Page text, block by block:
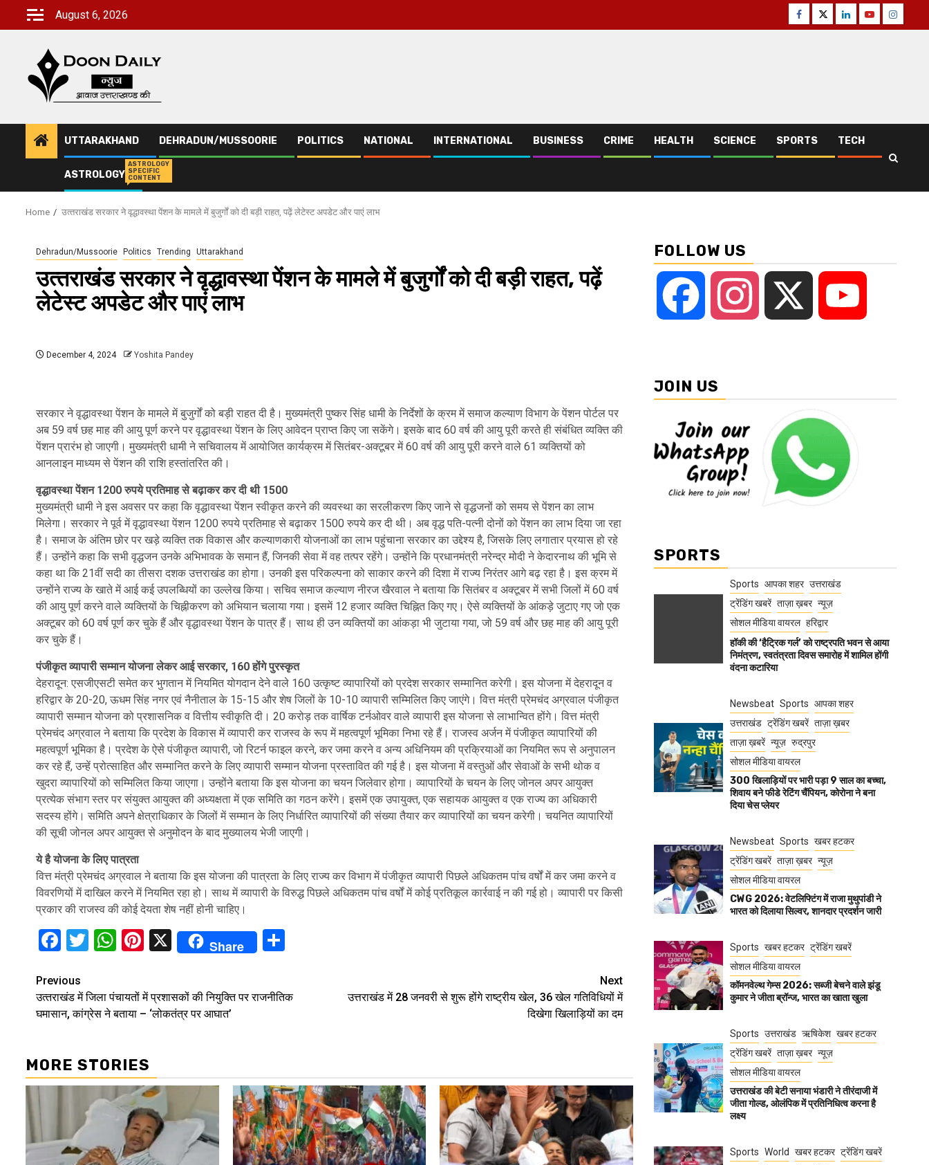
August 6, 2026 Facebook
TwitterLinkedinYoutube
UTTARAKHAND DEHRADUN/MUSSOORIE POLITICS NATIONAL INTERNATIONAL BUSINESS CRIME HEALTH SCIENCE SPORTS TECH
ASTROLOGY
ASTROLOGY
SPECIFIC
CONTENT
Home उत्‍तराखंड सरकार ने वृद्धावस्था पेंशन के मामले में बुजुर्गों को दी बड़ी राहत, पढ़ें लेटेस्‍ट अपडेट और पाएं लाभ
Dehradun/Mussoorie Politics Trending Uttarakhand
उत्‍तराखंड सरकार ने वृद्धावस्था पेंशन के मामले में बुजुर्गों को दी बड़ी राहत, पढ़ें
लेटेस्‍ट अपडेट और पाएं लाभ
December 4, 2024 Yoshita Pandey
सरकार ने वृद्धावस्था पेंशन के मामले में बुजुर्गों को बड़ी राहत दी है। मुख्यमंत्री पुष्कर सिंह धामी के निर्देशों के क्रम में समाज कल्याण विभाग के पेंशन पोर्टल पर
अब 59 वर्ष छह माह की आयु पूर्ण करने पर वृद्धावस्था पेंशन के लिए आवेदन प्राप्त किए जा सकेंगे। इसके बाद 60 वर्ष की आयु पूरी करते ही संबंधित व्यक्ति की
पेंशन प्रारंभ हो जाएगी। मुख्यमंत्री धामी ने सचिवालय में आयोजित कार्यक्रम में सितंबर-अक्टूबर में 60 वर्ष की आयु पूरी करने वाले 61 व्यक्तियों को
आनलाइन माध्यम से पेंशन की राशि हस्तांतरित की।
वृद्धावस्था पेंशन 1200 रुपये प्रतिमाह से बढ़ाकर कर दी थी 1500
मुख्यमंत्री धामी ने इस अवसर पर कहा कि वृद्धावस्था पेंशन स्वीकृत करने की व्यवस्था का सरलीकरण किए जाने से वृद्धजनों को समय से पेंशन का लाभ
मिलेगा। सरकार ने पूर्व में वृद्धावस्था पेंशन 1200 रुपये प्रतिमाह से बढ़ाकर 1500 रुपये कर दी थी। अब वृद्ध पति-पत्नी दोनों को पेंशन का लाभ दिया जा रहा
है। समाज के अंतिम छोर पर खड़े व्यक्ति तक विकास और कल्याणकारी योजनाओं का लाभ पहुंचाना सरकार का उद्देश्य है, जिसके लिए लगातार प्रयास हो रहे
हैं। उन्होंने कहा कि सभी वृद्धजन उनके अभिभावक के समान हैं, जिनकी सेवा में वह तत्पर रहेंगे। उन्होंने कि प्रधानमंत्री नरेन्द्र मोदी ने केदारनाथ की भूमि से
कहा था कि 21वीं सदी का तीसरा दशक उत्तराखंड का होगा। उनकी इस परिकल्पना को साकार करने की दिशा में राज्य निरंतर आगे बढ़ रहा है। इस क्रम में
उन्होंने राज्य के खाते में आई कई उपलब्धियों का उल्लेख किया। सचिव समाज कल्याण नीरज खैरवाल ने बताया कि सितंबर व अक्टूबर में सभी जिलों में 60 वर्ष
की आयु पूर्ण करने वाले व्यक्तियों के चिह्नीकरण को अभियान चलाया गया। इसमें 12 हजार व्यक्ति चिह्नित किए गए। ऐसे व्यक्तियों के आंकड़े जुटाए गए जो एक
अक्टूबर को 60 वर्ष पूर्ण कर चुके हैं और वृद्धावस्था पेंशन के पात्र हैं। साथ ही उन व्यक्तियों का आंकड़ा भी जुटाया गया, जो 59 वर्ष और छह माह की आयु पूरी
कर चुके हैं।
पंजीकृत व्यापारी सम्मान योजना लेकर आई सरकार, 160 होंगे पुरस्कृत
देहरादून: एसजीएसटी समेत कर भुगतान में नियमित योगदान देने वाले 160 उत्कृष्ट व्यापारियों को प्रदेश सरकार सम्मानित करेगी। इस योजना में देहरादून व
हरिद्वार के 20-20, ऊधम सिंह नगर एवं नैनीताल के 15-15 और शेष जिलों के 10-10 व्यापारी सम्मिलित किए जाएंगे। वित्त मंत्री प्रेमचंद अग्रवाल पंजीकृत
व्यापारी सम्मान योजना को प्रशासनिक व वित्तीय स्वीकृति दी। 20 करोड़ तक वार्षिक टर्नओवर वाले व्यापारी इस योजना से लाभान्वित होंगे। वित्त मंत्री
प्रेमचंद अग्रवाल ने बताया कि प्रदेश के विकास में व्यापारी कर राजस्व के रूप में महत्वपूर्ण भूमिका निभा रहे हैं। राजस्व अर्जन में पंजीकृत व्यापारियों की
महत्वपूर्ण भूमिका है। प्रदेश के ऐसे पंजीकृत व्यापारी, जो रिटर्न फाइल करने, कर जमा करने व अन्य अधिनियम की प्रक्रियाओं का नियमित रूप से अनुपालन
कर रहे हैं, उन्हें प्रोत्साहित और सम्मानित करने के लिए व्यापारी सम्मान योजना प्रस्तावित की गई है। इस योजना में वस्तुओं और सेवाओं के सभी थोक व
खुदरा व्यापारियों को सम्मिलित किया जाएगा। उन्होंने बताया कि इस योजना का चयन जिलेवार होगा। व्यापारियों के चयन के लिए जोनल अपर आयुक्त
प्रत्येक संभाग स्तर पर संयुक्त आयुक्त की अध्यक्षता में एक समिति का गठन करेंगे। इसमें एक उपायुक्त, एक सहायक आयुक्त व एक राज्य का अधिकारी
सदस्य होंगे। समिति अपने क्षेत्राधिकार के जिलों में सम्मान के लिए निर्धारित व्यापारियों की संख्या तैयार कर व्यापारियों का चयन करेगी। चयनित व्यापारियों
की सूची जोनल अपर आयुक्त से अनुमोदन के बाद मुख्यालय भेजी जाएगी।
ये है योजना के लिए पात्रता
वित्त मंत्री प्रेमचंद अग्रवाल ने बताया कि इस योजना की पात्रता के लिए राज्य कर विभाग में पंजीकृत व्यापारी पिछले अधिकतम पांच वर्षों में कर जमा करने व
विवरणियों में दाखिल करने में नियमित रहा हो। साथ में व्यापारी के विरुद्ध पिछले अधिकतम पांच वर्षों में कोई प्रतिकूल कार्रवाई न की गई हो। व्यापारी पर किसी
प्रकार की राजस्व की कोई देयता शेष नहीं होनी चाहिए।
Facebook
Twitter
WhatsApp
Pinterest
X Share
Continue
Reading
Previous
उत्‍तराखंड में जिला पंचायतों में प्रशासकों की नियुक्ति पर राजनीतिक
घमासान, कांग्रेस ने बताया – ‘लोकतंत्र पर आघात’
Next
उत्तराखंड में 28 जनवरी से शुरू होंगे राष्ट्रीय खेल, 36 खेल गतिविधियों में
दिखेगा खिलाड़ियों का दम
MORE STORIES
FOLLOW US
Facebook Instagram
JOIN US
SPORTS
Sports आपका शहर उत्तराखंड
ट्रेंडिंग खबरें ताज़ा ख़बर न्यूज़
सोशल मीडिया वायरल हरिद्वार
हॉकी की ‘हैट्रिक गर्ल’ को राष्ट्रपति भवन से आया
निमंत्रण, स्वतंत्रता दिवस समारोह में शामिल होंगी
वंदना कटारिया
Newsbeat Sports आपका शहर
उत्तराखंड ट्रेंडिंग खबरें ताज़ा ख़बर
ताज़ा ख़बरें न्यूज़ रुद्रपुर
सोशल मीडिया वायरल
300 खिलाड़ियों पर भारी पड़ा 9 साल का बच्चा,
शिवाय बने फीडे रेटिंग चैंपियन, कोरोना ने बना
दिया चेस प्लेयर
Newsbeat Sports खबर हटकर
ट्रेंडिंग खबरें ताज़ा ख़बर न्यूज़
सोशल मीडिया वायरल
CWG 2026: वेटलिफ्टिंग में राजा मुथुपांडी ने
भारत को दिलाया सिल्वर, शानदार प्रदर्शन जारी
Sports खबर हटकर ट्रेंडिंग खबरें
सोशल मीडिया वायरल
कॉमनवेल्थ गेम्स 2026: सब्जी बेचने वाले झंडू
कुमार ने जीता ब्रॉन्ज, भारत का खाता खुला
Sports उत्तराखंड ऋषिकेश खबर हटकर
ट्रेंडिंग खबरें ताज़ा ख़बर न्यूज़
सोशल मीडिया वायरल
उत्तराखंड की बेटी सनाया भंडारी ने तीरंदाजी में
जीता गोल्ड, ओलंपिक में प्रतिनिधित्व करना है
लक्ष्य
Sports World खबर हटकर ट्रेंडिंग खबरें